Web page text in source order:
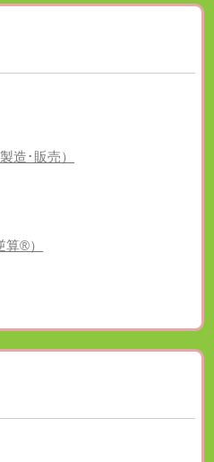
造･販売）
®）